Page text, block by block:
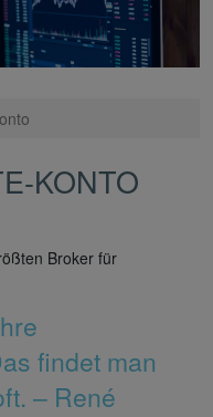
KONTO
Broker für
findet man
– René